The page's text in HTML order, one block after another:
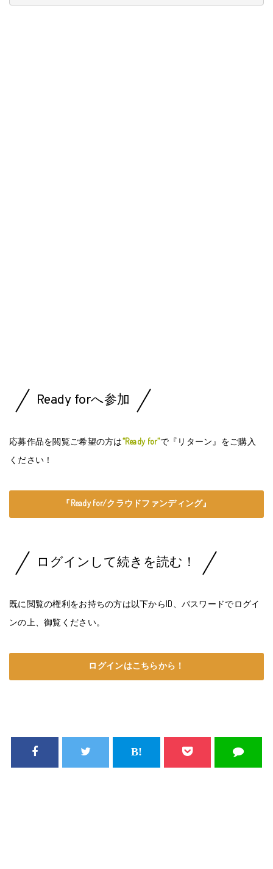
Ready forへ参加
応募作品を閲覧ご希望の方は“Ready for”で『リターン』をご購入
ください！
『Ready for/クラウドファンディング』
ログインして続きを読む！
既に閲覧の権利をお持ちの方は以下からID、パスワードでログイ
ンの上、御覧ください。
ログインはこちらから！